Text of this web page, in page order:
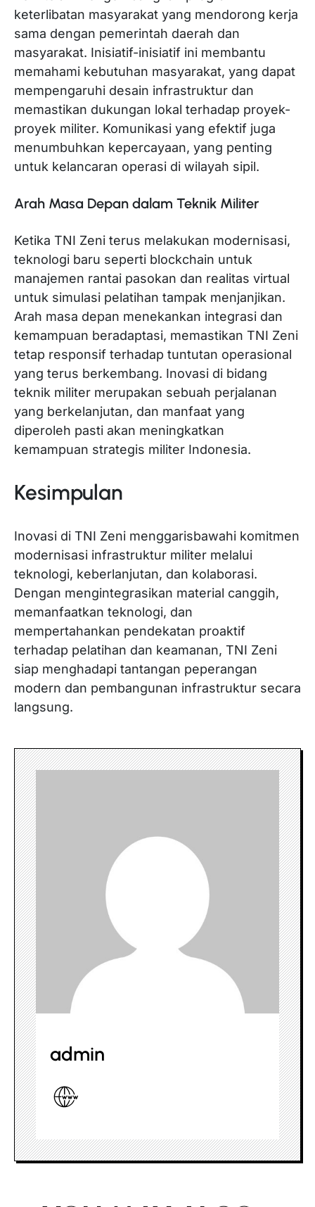
keterlibatan masyarakat yang mendorong kerja
sama dengan pemerintah daerah dan
masyarakat. Inisiatif-inisiatif ini membantu
memahami kebutuhan masyarakat, yang dapat
mempengaruhi desain infrastruktur dan
memastikan dukungan lokal terhadap proyek-
proyek militer. Komunikasi yang efektif juga
menumbuhkan kepercayaan, yang penting
untuk kelancaran operasi di wilayah sipil.
Arah Masa Depan dalam Teknik Militer
Ketika TNI Zeni terus melakukan modernisasi,
teknologi baru seperti blockchain untuk
manajemen rantai pasokan dan realitas virtual
untuk simulasi pelatihan tampak menjanjikan.
Arah masa depan menekankan integrasi dan
kemampuan beradaptasi, memastikan TNI Zeni
tetap responsif terhadap tuntutan operasional
yang terus berkembang. Inovasi di bidang
teknik militer merupakan sebuah perjalanan
yang berkelanjutan, dan manfaat yang
diperoleh pasti akan meningkatkan
kemampuan strategis militer Indonesia.
Kesimpulan
Inovasi di TNI Zeni menggarisbawahi komitmen
modernisasi infrastruktur militer melalui
teknologi, keberlanjutan, dan kolaborasi.
Dengan mengintegrasikan material canggih,
memanfaatkan teknologi, dan
mempertahankan pendekatan proaktif
terhadap pelatihan dan keamanan, TNI Zeni
siap menghadapi tantangan peperangan
modern dan pembangunan infrastruktur secara
langsung.
admin